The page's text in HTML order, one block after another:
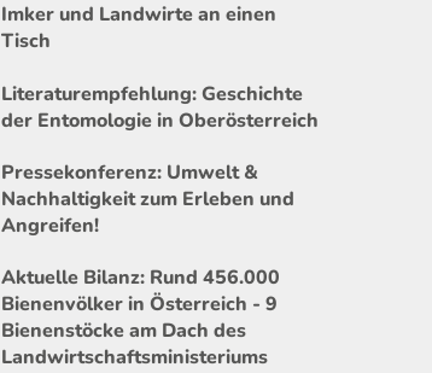
Imker und Landwirte an einen
Tisch
Literaturempfehlung: Geschichte
der Entomologie in Oberösterreich
Pressekonferenz: Umwelt &
Nachhaltigkeit zum Erleben und
Angreifen!
Aktuelle Bilanz: Rund 456.000
Bienenvölker in Österreich - 9
Bienenstöcke am Dach des
Landwirtschaftsministeriums